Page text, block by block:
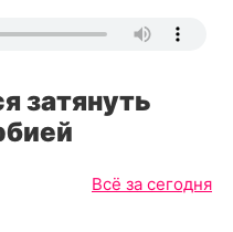
затянуть
Всё за сегодня